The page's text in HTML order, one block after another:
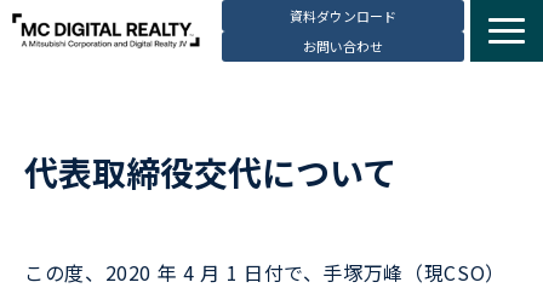
資料ダウンロード
お問い合わせ
データセンター拠点
代表取締役交代について
この度、2020 年 4 月 1 日付で、手塚万峰（現CSO）